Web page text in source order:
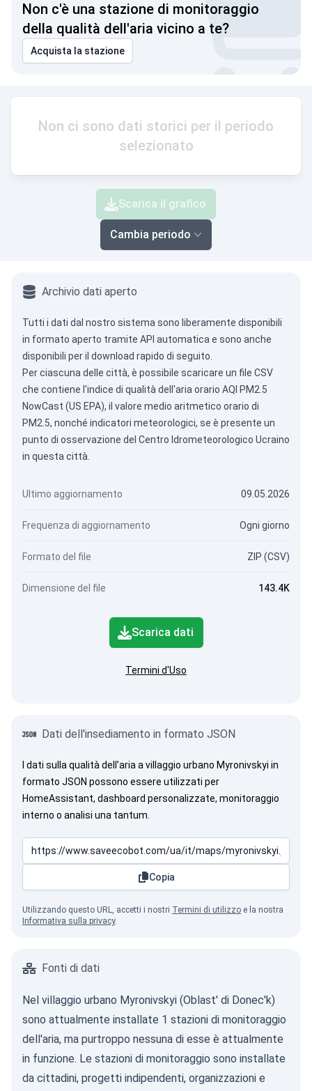
Non c'è una stazione di monitoraggio
della qualità dell'aria vicino a te?
Acquista la stazione
Non ci sono dati storici per il periodo
selezionato
Scarica il grafico
Cambia periodo
Archivio dati aperto
Tutti i dati dal nostro sistema sono liberamente disponibili
in formato aperto tramite API automatica e sono anche
disponibili per il download rapido di seguito.
Per ciascuna delle città, è possibile scaricare un file CSV
che contiene l'indice di qualità dell'aria orario AQI PM2.5
NowCast (US EPA), il valore medio aritmetico orario di
PM2.5, nonché indicatori meteorologici, se è presente un
punto di osservazione del Centro Idrometeorologico Ucraino
in questa città.
Ultimo aggiornamento 09.05.2026
Frequenza di aggiornamento Ogni giorno
Formato del file ZIP (CSV)
Dimensione del file 143.4K
Scarica dati
Termini d'Uso
Dati dell'insediamento in formato JSON
I dati sulla qualità dell’aria a villaggio urbano Myronivskyi in
formato JSON possono essere utilizzati per
HomeAssistant, dashboard personalizzate, monitoraggio
interno o analisi una tantum.
Copia
Utilizzando questo URL, accetti i nostri Termini di utilizzo e la nostra
Informativa sulla privacy.
Fonti di dati
Nel villaggio urbano Myronivskyi (Oblast' di Donec'k)
sono attualmente installate 1 stazioni di monitoraggio
dell'aria, ma purtroppo nessuna di esse è attualmente
in funzione. Le stazioni di monitoraggio sono installate
da cittadini, progetti indipendenti, organizzazioni e